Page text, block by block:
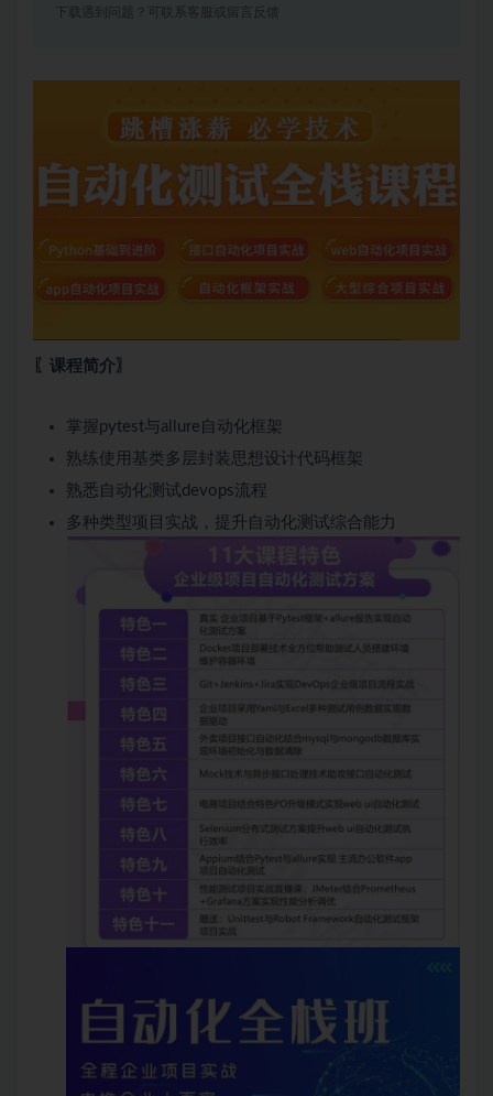
下载遇到问题？可联系客服或留言反馈
〖课程简介〗
掌握pytest与allure自动化框架
熟练使用基类多层封装思想设计代码框架
熟悉自动化测试devops流程
多种类型项目实战，提升自动化测试综合能力